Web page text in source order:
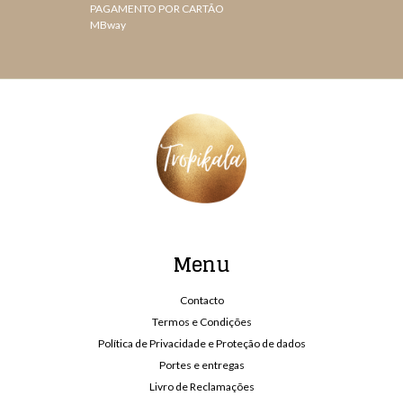
PAGAMENTO POR CARTÃO
MBway
Menu
Contacto
Termos e Condições
Política de Privacidade e Proteção de dados
Portes e entregas
Livro de Reclamações